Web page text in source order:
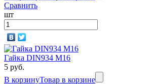
Сравнить
шт
Гайка DIN934 M16
5 руб.
В корзинуТовар в корзине